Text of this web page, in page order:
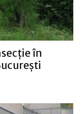
în